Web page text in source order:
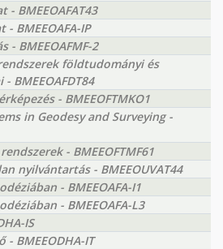
- BMEEOAFAT43
BMEEOAFA-IP
- BMEEOAFMF-2
földtudományi és
BMEEOAFDT84
- BMEEOFTMKO1
in Geodesy and Surveying -
- BMEEOFTMF61
nyilvántartás - BMEEOUVAT44
- BMEEOAFA-I1
- BMEEOAFA-L3
IS
BMEEODHA-IT